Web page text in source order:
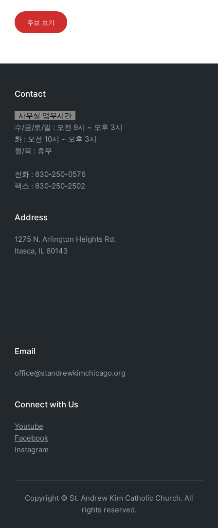
주보 보기
Contact
사무실 업무시간
수/금/토/일 : 오전 9시 ~ 오후 3시
화 : 오전 10시 ~ 오후 3시
월/목 : 휴무
전화 : 630-250-0576
팩스 : 630-250-2502
Address
1275 N. Arlington Heights Rd.
Itasca, IL 60143
Email
office@standrewkimchicago.org
Connect with Us
Youtube
Facebook
Instagram
Copyright © St. Andrew Kim Catholic Church. All
rights reserved.